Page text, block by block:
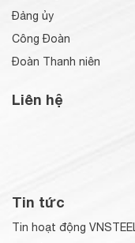
Đảng ủy
Công Đoàn
Đoàn Thanh niên
Liên hệ
Tin tức
Tin hoạt động